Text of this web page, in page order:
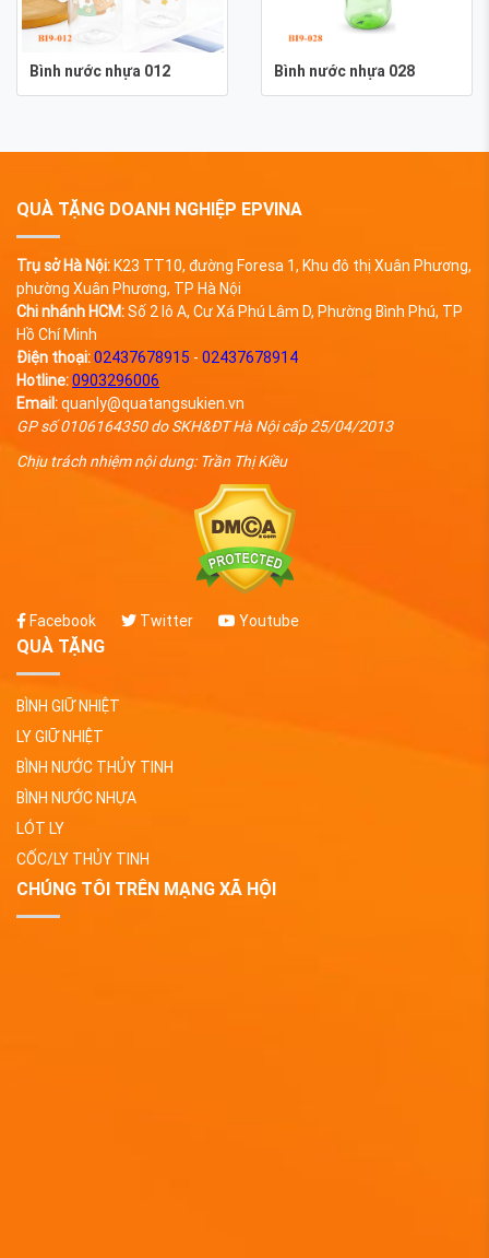
Bình nước nhựa 012 Bình nước nhựa 028
QUÀ TẶNG DOANH NGHIỆP EPVINA
Trụ sở Hà Nội:K23 TT10, đường Foresa 1, Khu đô thị Xuân Phương,
phường Xuân Phương, TP Hà Nội
Chi nhánh HCM:Số 2 lô A, Cư Xá Phú Lâm D, Phường Bình Phú, TP
Hồ Chí Minh
Điện thoại:02437678915 - 02437678914
Hotline:0903296006
Email:quanly@quatangsukien.vn
GP số 0106164350 do SKH&ĐT Hà Nội cấp 25/04/2013
Chịu trách nhiệm nội dung: Trần Thị Kiều
Facebook Twitter Youtube
QUÀ TẶNG
BÌNH GIỮ NHIỆT
LY GIỮ NHIỆT
BÌNH NƯỚC THỦY TINH
BÌNH NƯỚC NHỰA
LÓT LY
CỐC/LY THỦY TINH
CHÚNG TÔI TRÊN MẠNG XÃ HỘI